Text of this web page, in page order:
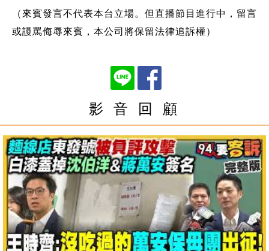
（來賓發言不代表本台立場。但直播節目進行中，留言
或謾罵侮辱來賓，本公司將保留法律追訴權）
影 音 回 顧